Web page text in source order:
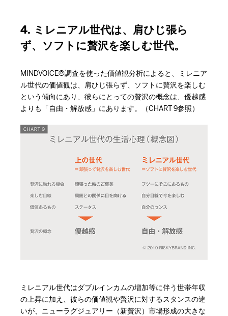
4. ミレニアル世代は、肩ひじ張ら
ず、ソフトに贅沢を楽しむ世代。
MINDVOICE®調査を使った価値観分析によると、ミレニア
ル世代の価値観は、肩ひじ張らず、ソフトに贅沢を楽しむ
という傾向にあり、彼らにとっての贅沢の概念は、優越感
よりも「自由・解放感」にあります。（CHART 9参照）
ミレニアル世代はダブルインカムの増加等に伴う世帯年収
の上昇に加え、彼らの価値観や贅沢に対するスタンスの違
いが、ニューラグジュアリー（新贅沢）市場形成の大きな